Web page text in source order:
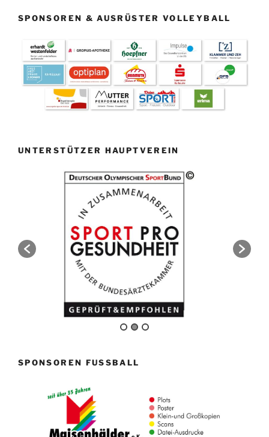
SPONSOREN & AUSRÜSTER VOLLEYBALL
UNTERSTÜTZER HAUPTVEREIN
SPONSOREN FUSSBALL